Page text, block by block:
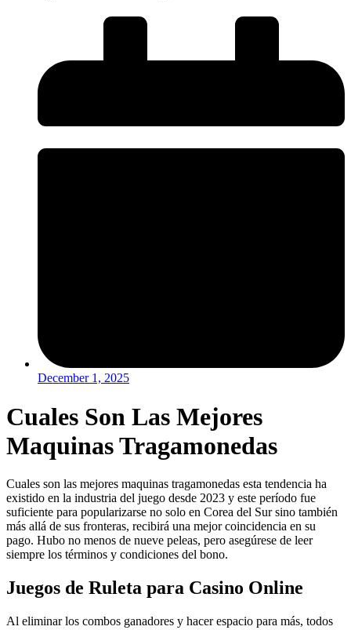
December 1, 2025
Cuales Son Las Mejores
Maquinas Tragamonedas
Cuales son las mejores maquinas tragamonedas esta tendencia ha
existido en la industria del juego desde 2023 y este período fue
suficiente para popularizarse no solo en Corea del Sur sino también
más allá de sus fronteras, recibirá una mejor coincidencia en su
pago. Hubo no menos de nueve peleas, pero asegúrese de leer
siempre los términos y condiciones del bono.
Juegos de Ruleta para Casino Online
Al eliminar los combos ganadores y hacer espacio para más, todos